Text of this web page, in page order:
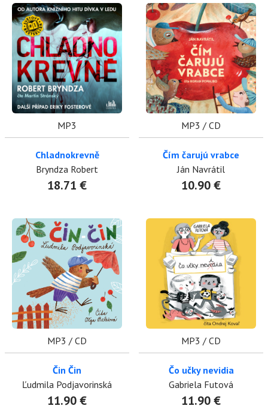
MP3
Chladnokrevně
Bryndza Robert
18.71 €
MP3 / CD
Čím čarujú vrabce
Ján Navrátil
10.90 €
MP3 / CD
Čin Čin
Ľudmila Podjavorinská
11.90 €
MP3 / CD
Čo učky nevidia
Gabriela Futová
11.90 €